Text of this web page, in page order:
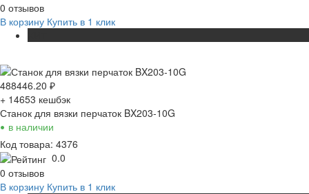
0 отзывов
В корзину Купить в 1 клик
488446.20 ₽
+ 14653 кешбэк
Станок для вязки перчаток BX203-10G
• в наличии
Код товара: 4376
0.0
0 отзывов
В корзину Купить в 1 клик